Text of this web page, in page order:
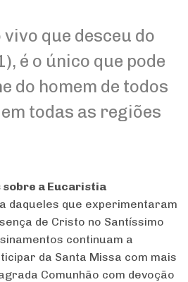
vivo que desceu do
é o único que pode
do homem de todos
todas as regiões
a Eucaristia
daqueles que experimentaram
de Cristo no Santíssimo
continuam a
da Santa Missa com mais
Comunhão com devoção